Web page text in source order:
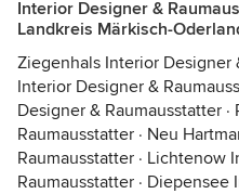
Interior Designer &
Landkreis Märkisch-
Ziegenhals Interior Designer
Interior Designer &
Designer & Raumausstatter ·
Raumausstatter · Neu
Raumausstatter · Lichtenow
Raumausstatter · Diepensee